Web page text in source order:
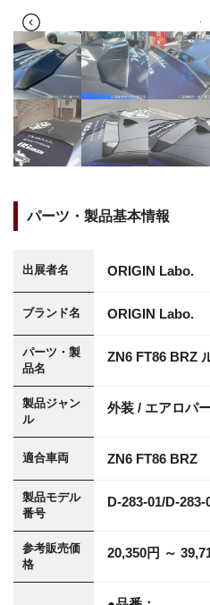
パーツ・製品基本情報
出展者名 ORIGIN Labo.
ブランド名 ORIGIN Labo.
パーツ・製
品名
ZN6 FT86 BRZ
製品ジャン
ル
外装 / エアロパ
適合車両 ZN6 FT86 BRZ
製品モデル
番号
D-283-01/D-
参考販売価
格
20,350円 ～